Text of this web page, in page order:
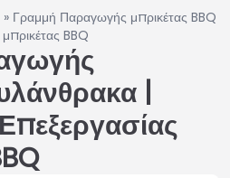
» Γραμμή Παραγωγής μπρικέτας BBQ
BBQ
|